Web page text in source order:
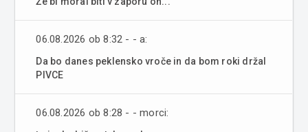
06.08.2026 ob 8:32 - - a:
Da bo danes peklensko vroče in da bom roki držal
PIVCE
06.08.2026 ob 8:28 - - morci: